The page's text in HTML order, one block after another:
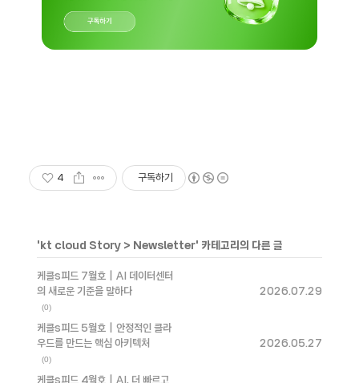
4 구독하기
' kt cloud Story > Newsletter' 카테고리의 다른 글
케클s피드 7월호｜AI 데이터센터
의 새로운 기준을 말하다
(0)
2026.07.29
케클s피드 5월호｜안정적인 클라
우드를 만드는 핵심 아키텍처
(0)
2026.05.27